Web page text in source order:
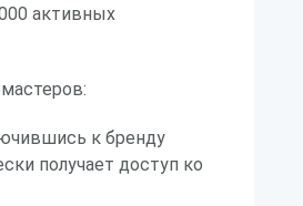
активных
к бренду
получает доступ ко